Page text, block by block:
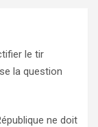
le tir
la question
ne doit